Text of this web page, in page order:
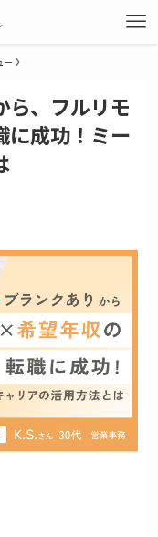
ー
ら、フルリモ
に成功！ミー